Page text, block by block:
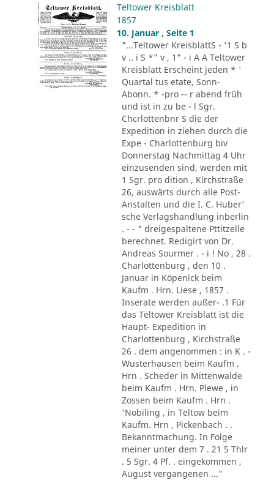
Teltower Kreisblatt
1857
10. Januar , Seite 1
"...Teltower KreisblattS - '1 S b
v .. i S *" v , 1" - i A A Teltower
Kreisblatt Erscheint jeden * '
Quartal tus etate, Sonn-
Abonn. * -pro -- r abend früh
und ist in zu be - l Sgr.
Chcrlottenbnr S die der
Expedition in ziehen durch die
Expe - Charlottenburg biv
Donnerstag Nachmittag 4 Uhr
einzusenden sind, werden mit
1 Sgr. pro dition , Kirchstraße
26, auswärts durch alle Post-
Anstalten und die I. C. Huber'
sche Verlagshandlung inberlin
. - - " dreigespaltene Pttitzelle
berechnet. Redigirt von Dr.
Andreas Sourmer . - i ! No , 28 .
Charlottenburg , den 10 .
Januar in Köpenick beim
Kaufm . Hrn. Liese , 1857 .
Inserate werden außer- .1 Für
das Teltower Kreisblatt ist die
Haupt- Expedition in
Charlottenburg , Kirchstraße
26 . dem angenommen : in K . -
Wusterhausen beim Kaufm .
Hrn . Scheder in Mittenwalde
beim Kaufm . Hrn. Plewe , in
Zossen beim Kaufm . Hrn .
'Nobiling , in Teltow beim
Kaufm. Hrn , Pickenbach . .
Bekanntmachung. In Folge
meiner unter dem 7 . 21 5 Thlr
. 5 Sgr. 4 Pf. . eingekommen ,
August vergangenen ..."